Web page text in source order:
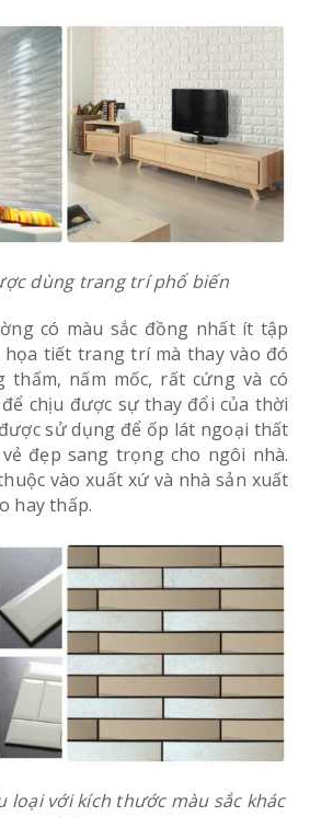
dùng trang trí phổ biến
có màu sắc đồng nhất ít tập
tiết trang trí mà thay vào đó
thấm, nấm mốc, rất cứng và có
chịu được sự thay đổi của thời
sử dụng để ốp lát ngoại thất
đẹp sang trọng cho ngôi nhà.
vào xuất xứ và nhà sản xuất
hay thấp.
loại với kích thước màu sắc khác